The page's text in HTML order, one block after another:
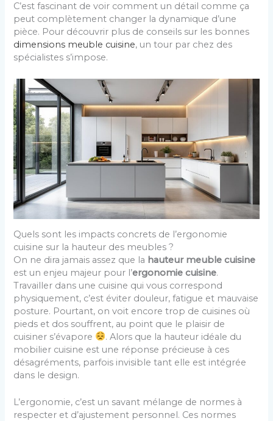
C’est fascinant de voir comment un détail comme ça
peut complètement changer la dynamique d’une
pièce. Pour découvrir plus de conseils sur les bonnes
dimensions meuble cuisine, un tour par chez des
spécialistes s’impose.
Quels sont les impacts concrets de l’ergonomie
cuisine sur la hauteur des meubles ?
On ne dira jamais assez que la hauteur meuble cuisine
est un enjeu majeur pour l’ergonomie cuisine.
Travailler dans une cuisine qui vous correspond
physiquement, c’est éviter douleur, fatigue et mauvaise
posture. Pourtant, on voit encore trop de cuisines où
pieds et dos souffrent, au point que le plaisir de
cuisiner s’évapore
. Alors que la hauteur idéale du
mobilier cuisine est une réponse précieuse à ces
désagréments, parfois invisible tant elle est intégrée
dans le design.
L’ergonomie, c’est un savant mélange de normes à
respecter et d’ajustement personnel. Ces normes